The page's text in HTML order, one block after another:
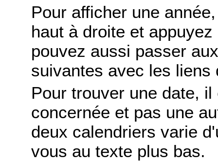
Pour afficher une
haut à droite et
pouvez aussi passer
suivantes avec les liens
Pour trouver une date,
concernée et pas une
deux calendriers varie
vous au texte plus bas.